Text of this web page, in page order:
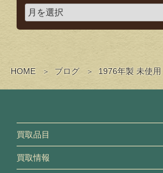
HOME ブログ 1976年製 未使
買取品目
買取情報